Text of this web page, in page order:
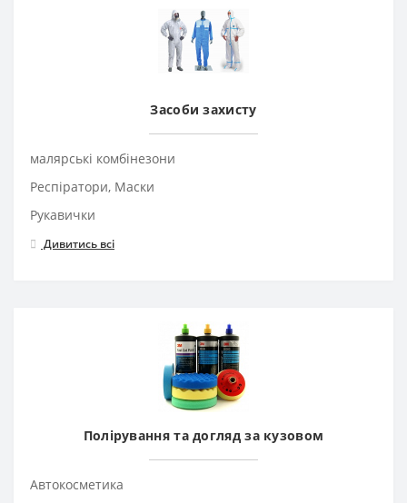
Засоби захисту
малярські комбінезони
Респіратори, Маски
Рукавички
Дивитись всі
Полірування та догляд за кузовом
Автокосметика